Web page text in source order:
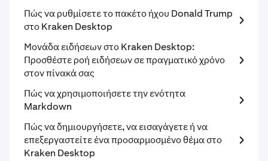
Πώς να ρυθμίσετε το πακέτο ήχου Donald Trump
στο Kraken Desktop
Μονάδα ειδήσεων στο Kraken Desktop:
Προσθέστε ροή ειδήσεων σε πραγματικό χρόνο
στον πίνακά σας
Πώς να χρησιμοποιήσετε την ενότητα
Markdown
Πώς να δημιουργήσετε, να εισαγάγετε ή να
επεξεργαστείτε ένα προσαρμοσμένο θέμα στο
Kraken Desktop